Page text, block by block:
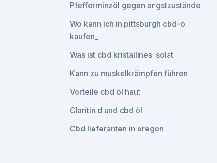
Pfefferminzöl gegen angstzustände
Wo kann ich in pittsburgh cbd-öl
kaufen_
Was ist cbd kristallines isolat
Kann zu muskelkrämpfen führen
Vorteile cbd öl haut
Claritin d und cbd öl
Cbd lieferanten in oregon